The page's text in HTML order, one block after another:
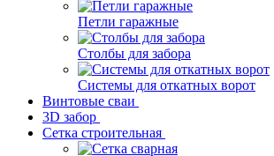
Петли гаражные
Столбы для забора
Системы для откатных ворот
Винтовые сваи
3D забор
Сетка строительная